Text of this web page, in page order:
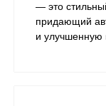
— это
придающий
и улучшенную